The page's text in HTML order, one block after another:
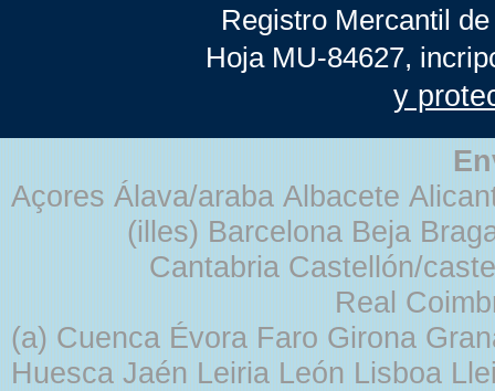
Registro Mercantil
Hoja MU-84627,
y
Açores Álava/araba Albacete
(illes) Barcelona Beja
Cantabria Castellón/
Real
(a) Cuenca Évora Faro Girona
Huesca Jaén Leiria León Lisboa